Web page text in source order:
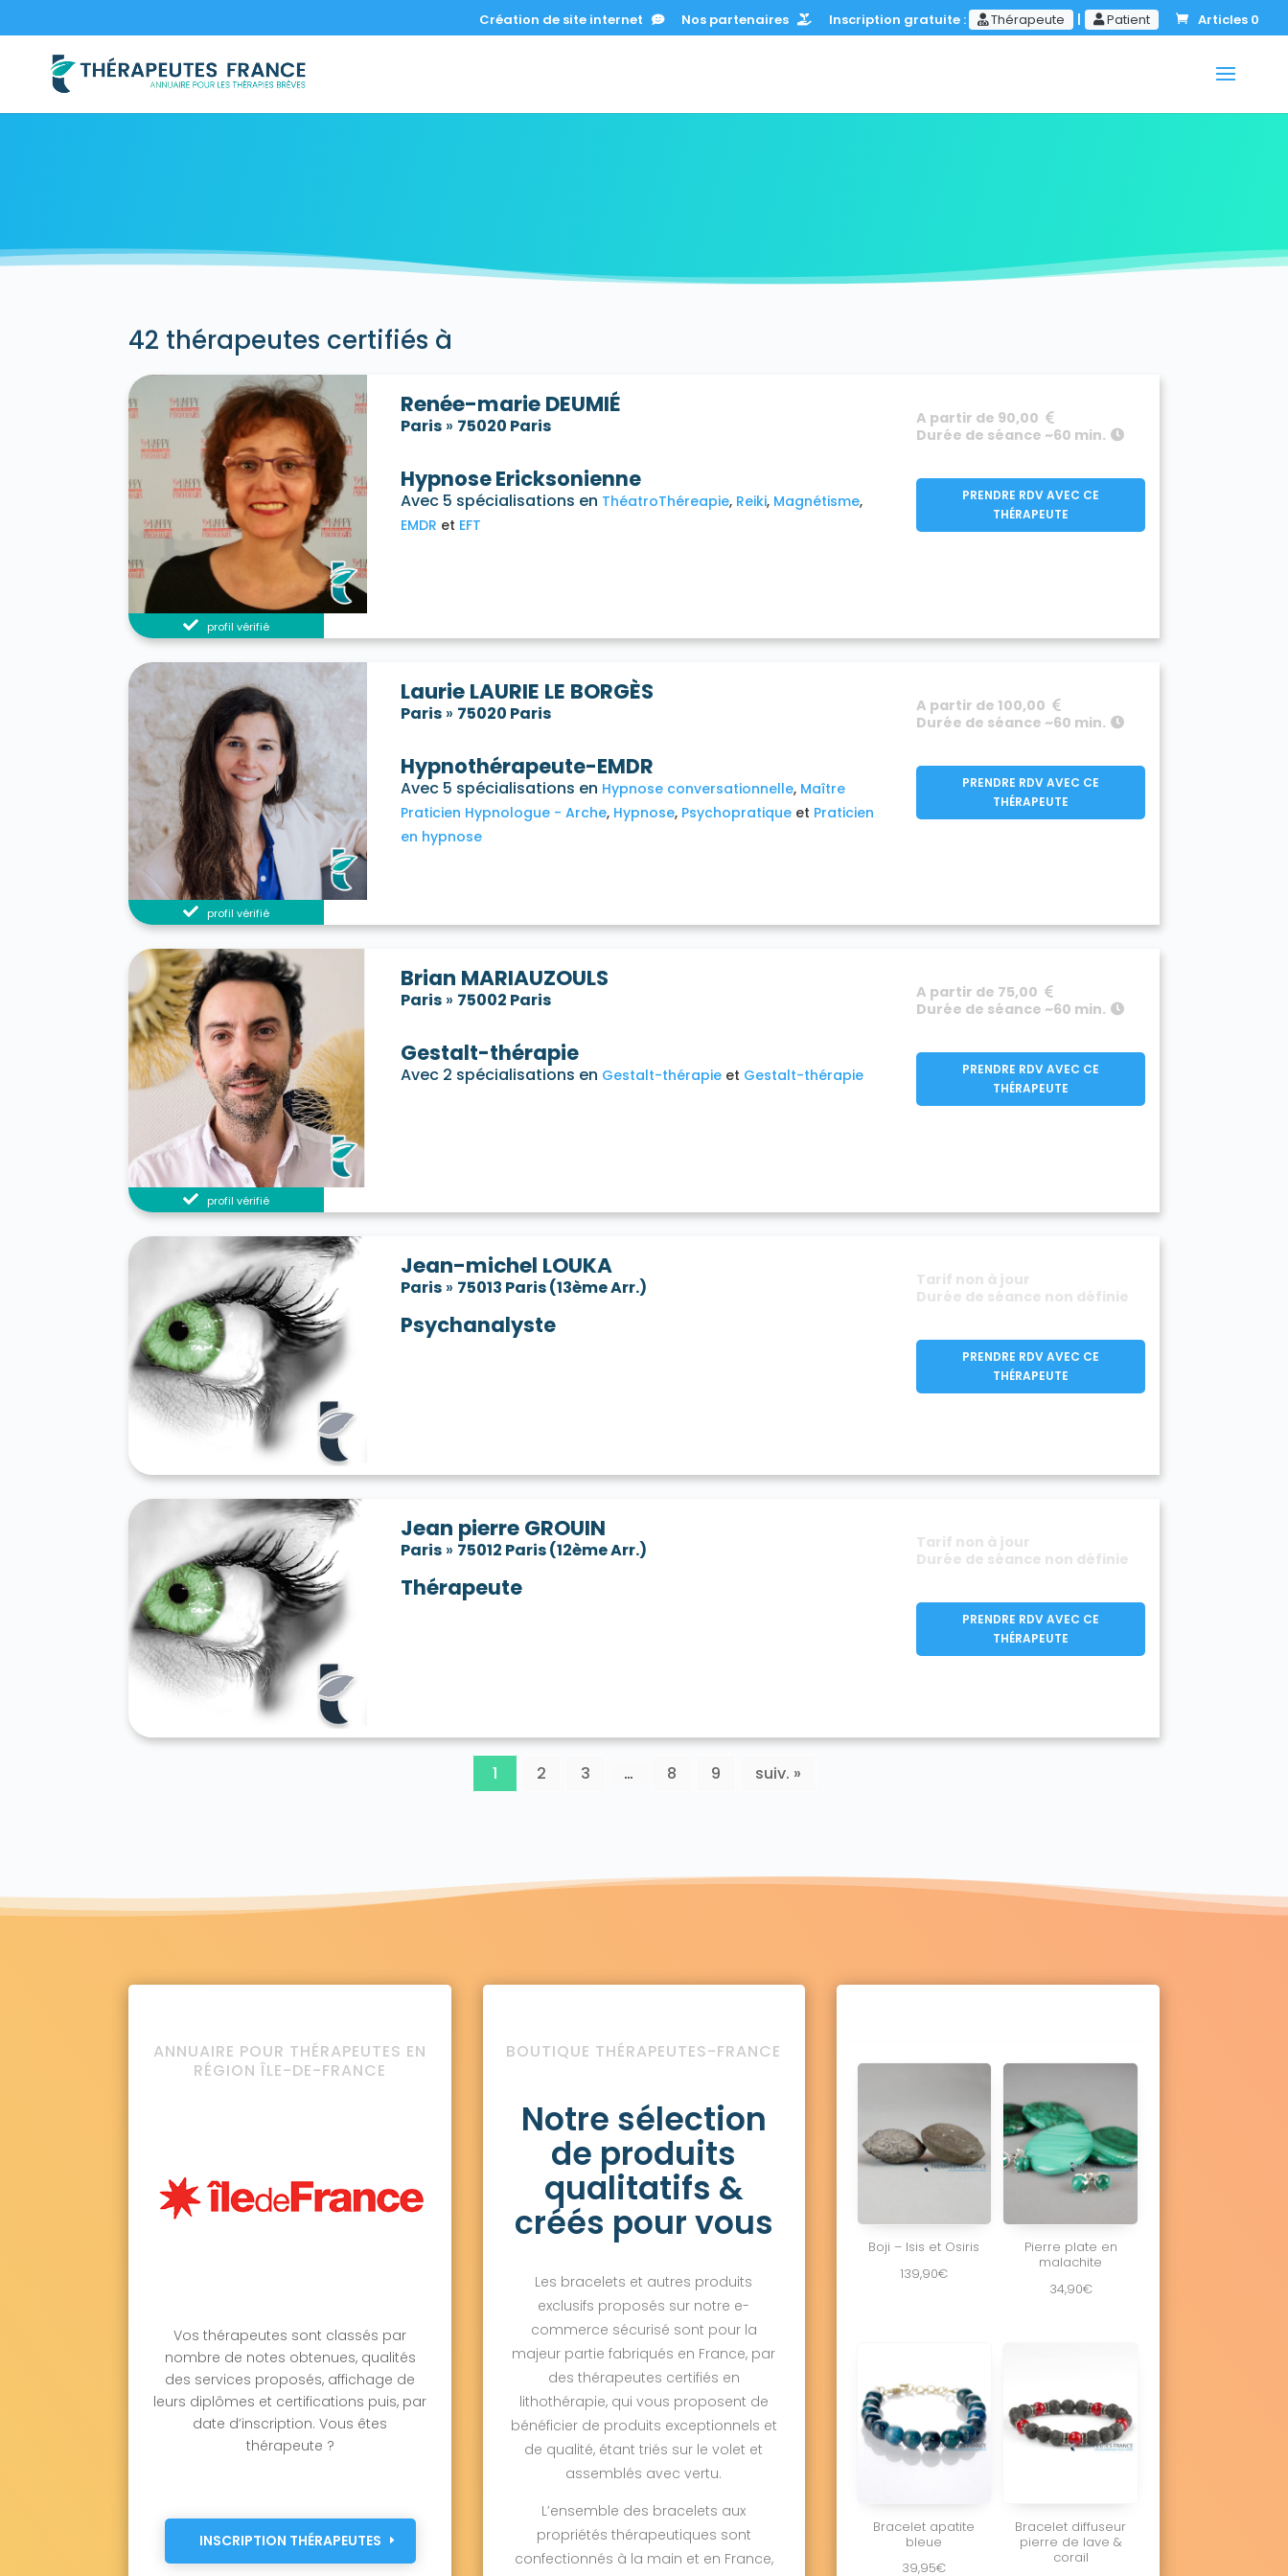
Création de site internet Nos partenaires Inscription gratuite : Thérapeute | Patient Articles 0
42 thérapeutes certifiés à
profil vérifié
Renée-marie DEUMIÉ
Paris » 75020 Paris
Hypnose Ericksonienne
Avec 5 spécialisations en ThéatroThéreapie Reiki Magnétisme
EMDR
EFT
A partir de 90,00
Durée de séance ~60 min.
PRENDRE RDV AVEC CE
THÉRAPEUTE
profil vérifié
Laurie LAURIE LE BORGÈS
Paris » 75020 Paris
Hypnothérapeute-EMDR
Avec 5 spécialisations en Hypnose conversationnelle Maître
Praticien Hypnologue - Arche Hypnose Psychopratique
Praticien
en hypnose
A partir de 100,00
Durée de séance ~60 min.
PRENDRE RDV AVEC CE
THÉRAPEUTE
profil vérifié
Brian MARIAUZOULS
Paris » 75002 Paris
Gestalt-thérapie
Avec 2 spécialisations en Gestalt-thérapie Gestalt-thérapie
A partir de 75,00
Durée de séance ~60 min.
PRENDRE RDV AVEC CE
THÉRAPEUTE
Jean-michel LOUKA
Paris » 75013 Paris (13ème Arr.)
Psychanalyste
Tarif non à jour
Durée de séance non définie
PRENDRE RDV AVEC CE
THÉRAPEUTE
Jean pierre GROUIN
Paris » 75012 Paris (12ème Arr.)
Thérapeute
Tarif non à jour
Durée de séance non définie
PRENDRE RDV AVEC CE
THÉRAPEUTE
1 2 3 … 8 9 suiv. »
ANNUAIRE POUR THÉRAPEUTES EN
RÉGION ÎLE-DE-FRANCE
Vos thérapeutes sont classés par
nombre de notes obtenues, qualités
des services proposés, affichage de
leurs diplômes et certifications puis, par
date d’inscription. Vous êtes
thérapeute ?
INSCRIPTION THÉRAPEUTES
BOUTIQUE THÉRAPEUTES-FRANCE
Notre sélection
de produits
qualitatifs &
créés pour vous
Les bracelets et autres produits
exclusifs proposés sur notre e-
commerce sécurisé sont pour la
majeur partie fabriqués en France, par
des thérapeutes certifiés en
lithothérapie, qui vous proposent de
bénéficier de produits exceptionnels et
de qualité, étant triés sur le volet et
assemblés avec vertu.
L’ensemble des bracelets aux
propriétés thérapeutiques sont
confectionnés à la main et en France,
Boji – Isis et Osiris
139,90€
Pierre plate en
malachite
34,90€
Bracelet apatite
bleue
39,95€
Bracelet diffuseur
pierre de lave &
corail